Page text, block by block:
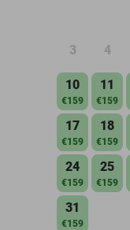
3 4
10
€159
11
€159
17
€159
18
€159
24
€159
25
€159
31
€159